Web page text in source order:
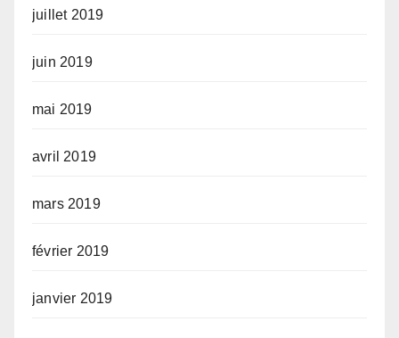
juillet 2019
juin 2019
mai 2019
avril 2019
mars 2019
février 2019
janvier 2019